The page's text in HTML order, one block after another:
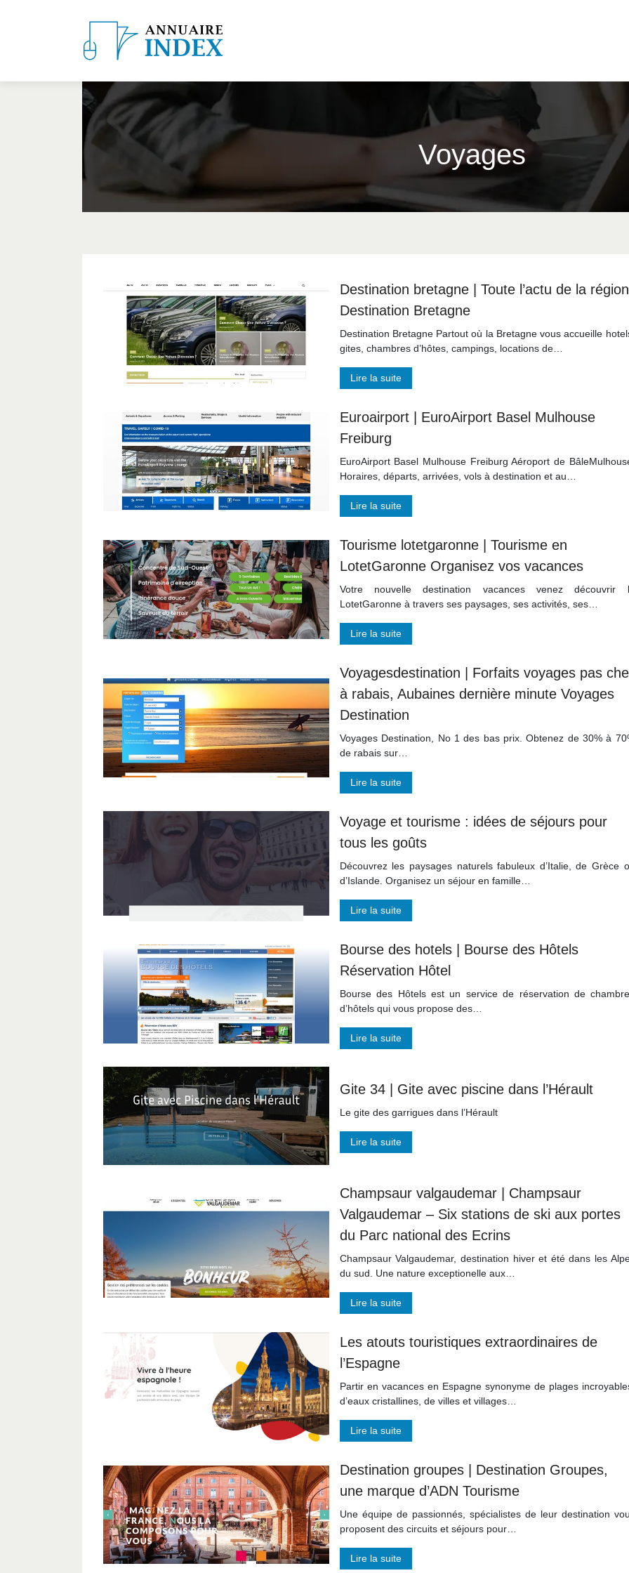
Voyages
Destination bretagne | Toute l’actu de la région
Destination Bretagne
Destination Bretagne Partout où la Bretagne vous accueille
gites, chambres d’hôtes, campings, locations de…
Lire la suite
Euroairport | EuroAirport Basel Mulhouse
Freiburg
EuroAirport Basel Mulhouse Freiburg Aéroport de
Horaires, départs, arrivées, vols à destination et au…
Lire la suite
Tourisme lotet­ga­ron­ne | Tourisme en
LotetGaronne Organisez vos vacances
Votre nouvelle destination vacances venez découvrir
LotetGaronne à travers ses paysages, ses activités, ses…
Lire la suite
Voyages­destina­tion | Forfaits voyages pas
à rabais, Aubaines dernière minute Voyages
Destination
Voyages Destination, No 1 des bas prix. Obtenez de 30% à
de rabais sur…
Lire la suite
Voyage et tourisme : idées de séjours pour
tous les goûts
Découvrez les paysages naturels fabuleux d’Italie, de Grèce
d’Islande. Organisez un séjour en famille…
Lire la suite
Bourse des hotels | Bourse des Hôtels
Réservation Hôtel
Bourse des Hôtels est un service de réservation de
d’hôtels qui vous propose des…
Lire la suite
Gite 34 | Gite avec piscine dans l’Hérault
Le gite des garrigues dans l’Hérault
Lire la suite
Champsaur valgaudemar | Champsaur
Valgaudemar – Six stations de ski aux portes
du Parc national des Ecrins
Champsaur Valgaudemar, destination hiver et été dans les
du sud. Une nature exceptionelle aux…
Lire la suite
Les atouts touristiques extraordinaires de
l’Espagne
Partir en vacances en Espagne synonyme de plages
d’eaux cristallines, de villes et villages…
Lire la suite
Destination groupes | Destination Groupes,
une marque d’ADN Tourisme
Une équipe de passionnés, spécialistes de leur destination
proposent des circuits et séjours pour…
Lire la suite